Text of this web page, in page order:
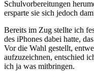
Schulvorbereitungen
ersparte sie sich jedoch
Bereits im Zug stellte ich
des iPhones dabei hatte,
Vor die Wahl gestellt,
aufzuzeichnen, entschied
ich ja was mitbringen.